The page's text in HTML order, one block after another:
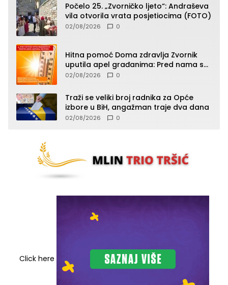
Počelo 25. „Zvorničko ljeto“: Andraševa
vila otvorila vrata posjetiocima (FOTO)
02/08/2026 0
Hitna pomoć Doma zdravlja Zvornik
uputila apel građanima: Pred nama su
temperature do 40°C, oprez zbog
02/08/2026 0
Traži se veliki broj radnika za Opće
izbore u BiH, angažman traje dva dana
02/08/2026 0
Click here